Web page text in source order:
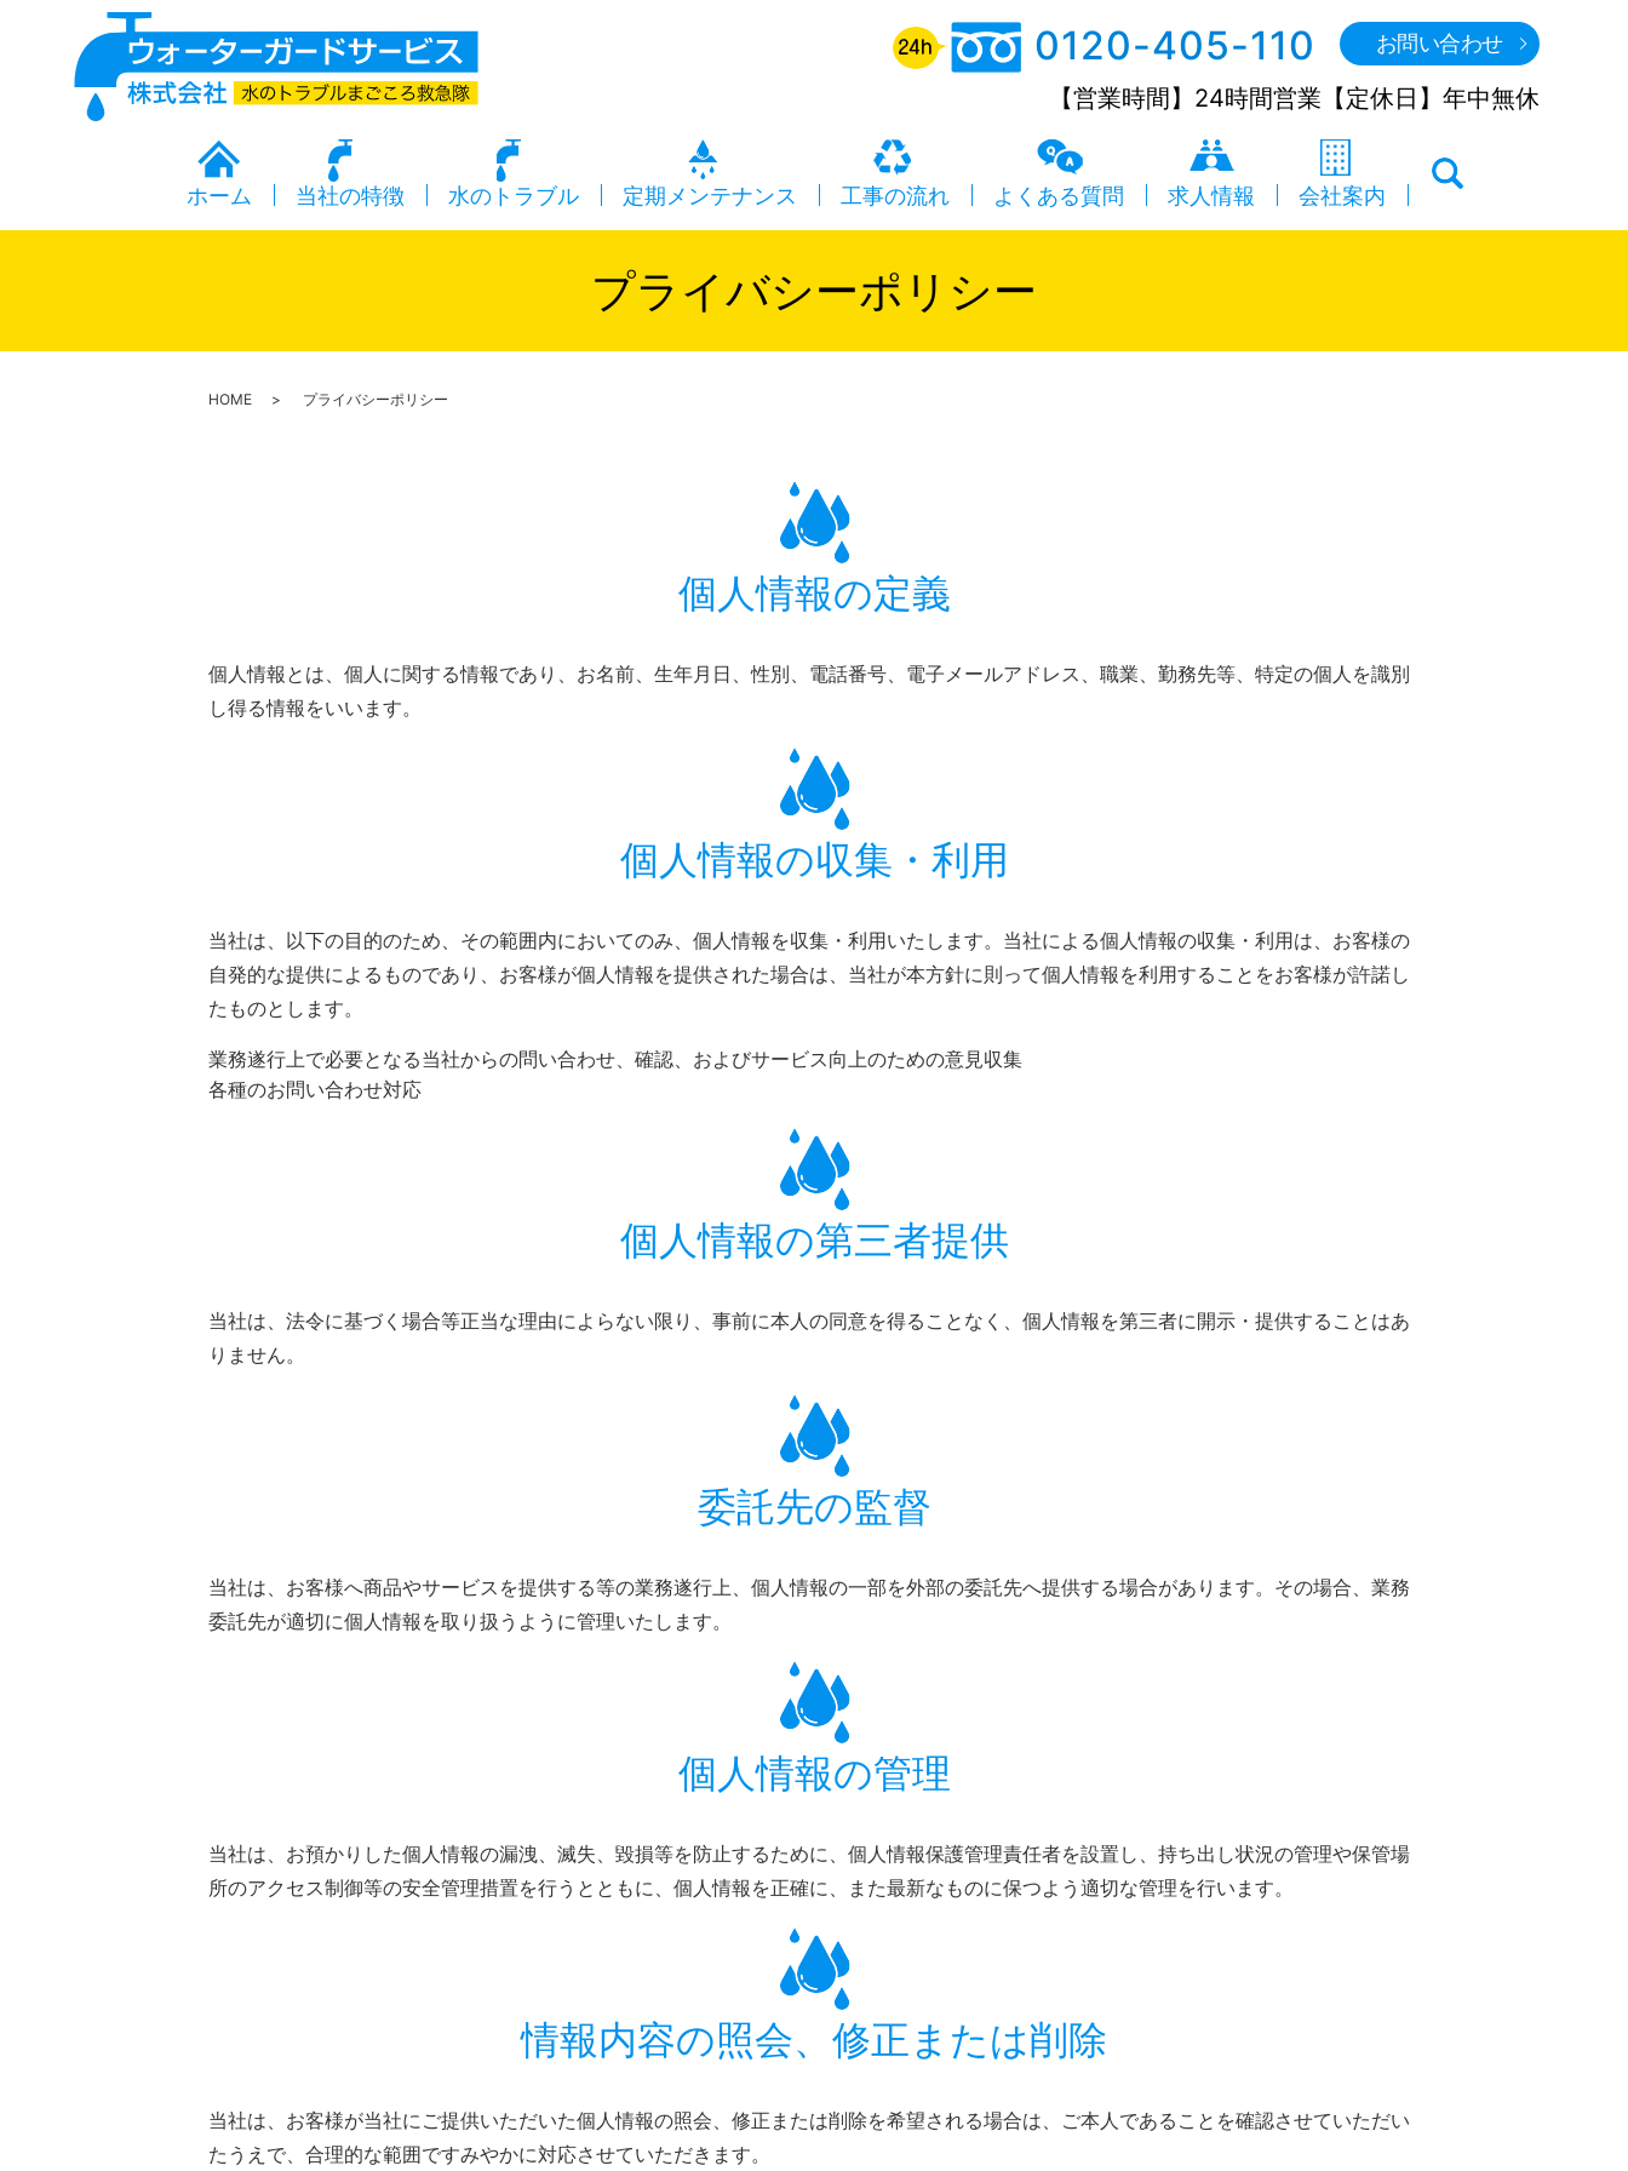
0120-405-110 お問い合わせ
【営業時間】24時間営業【定休日】年中無休
ホーム 当社の特徴 水のトラブル 定期メンテナンス 工事の流れ よくある質問 求人情報 会社案内
プライバシーポリシー
HOME プライバシーポリシー
個人情報の定義
個人情報とは、個人に関する情報であり、お名前、生年月日、性別、電話番号、電子メールアドレス、職業、勤務先等、特定の個人を識別
し得る情報をいいます。
個人情報の収集・利用
当社は、以下の目的のため、その範囲内においてのみ、個人情報を収集・利用いたします。当社による個人情報の収集・利用は、お客様の
自発的な提供によるものであり、お客様が個人情報を提供された場合は、当社が本方針に則って個人情報を利用することをお客様が許諾し
たものとします。
業務遂行上で必要となる当社からの問い合わせ、確認、およびサービス向上のための意見収集
各種のお問い合わせ対応
個人情報の第三者提供
当社は、法令に基づく場合等正当な理由によらない限り、事前に本人の同意を得ることなく、個人情報を第三者に開示・提供することはあ
りません。
委託先の監督
当社は、お客様へ商品やサービスを提供する等の業務遂行上、個人情報の一部を外部の委託先へ提供する場合があります。その場合、業務
委託先が適切に個人情報を取り扱うように管理いたします。
個人情報の管理
当社は、お預かりした個人情報の漏洩、滅失、毀損等を防止するために、個人情報保護管理責任者を設置し、持ち出し状況の管理や保管場
所のアクセス制御等の安全管理措置を行うとともに、個人情報を正確に、また最新なものに保つよう適切な管理を行います。
情報内容の照会、修正または削除
当社は、お客様が当社にご提供いただいた個人情報の照会、修正または削除を希望される場合は、ご本人であることを確認させていただい
たうえで、合理的な範囲ですみやかに対応させていただきます。